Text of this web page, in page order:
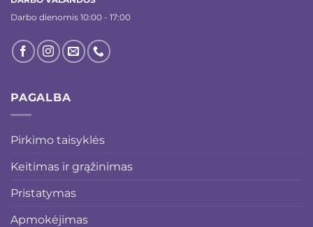
Darbo dienomis 10:00 - 17:00
PAGALBA
Pirkimo taisyklės
Keitimas ir grąžinimas
Pristatymas
Apmokėjimas